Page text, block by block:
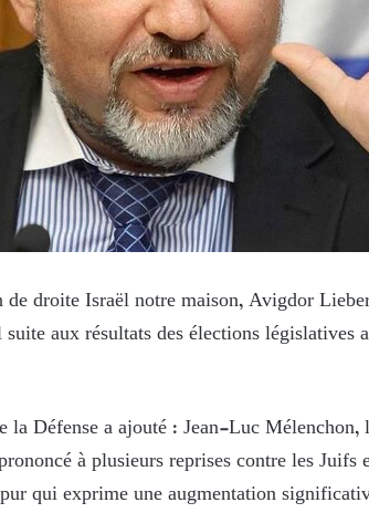
droite Israël notre maison, Avigdor
aux résultats des élections législatives
la Défense a ajouté : Jean-Luc
à plusieurs reprises contre les Juifs
qui exprime une augmentation